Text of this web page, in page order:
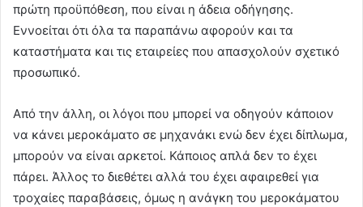
πρώτη προϋπόθεση, που είναι η άδεια οδήγησης.
Εννοείται ότι όλα τα παραπάνω αφορούν και τα
καταστήματα και τις εταιρείες που απασχολούν σχετικό
προσωπικό.
Από την άλλη, οι λόγοι που μπορεί να οδηγούν κάποιον
να κάνει μεροκάματο σε μηχανάκι ενώ δεν έχει δίπλωμα,
μπορούν να είναι αρκετοί. Κάποιος απλά δεν το έχει
πάρει. Άλλος το διεθέτει αλλά του έχει αφαιρεθεί για
τροχαίες παραβάσεις, όμως η ανάγκη του μεροκάματου